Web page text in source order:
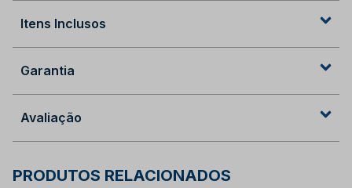
Itens Inclusos
Garantia
Avaliação
PRODUTOS RELACIONADOS